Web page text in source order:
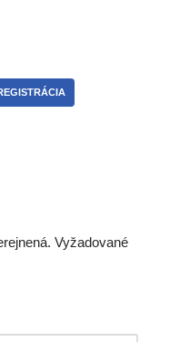
Vyžadované